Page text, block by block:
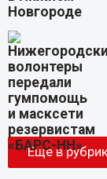
Еще в